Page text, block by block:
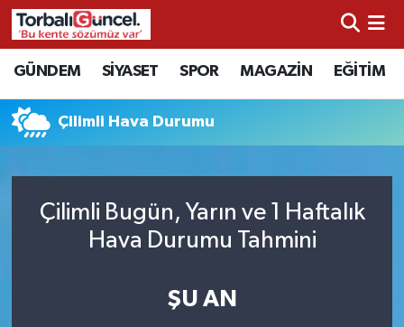
GÜNDEM SİYASET SPOR MAGAZİN EĞİTİM
Çilimli Hava Durumu
Çilimli Bugün, Yarın ve 1 Haftalık
Hava Durumu Tahmini
ŞU AN
İzmir Nöbetçi Eczaneler
İzmir Hava Durumu
İzmir Trafik Yoğunluk Haritası
Süper Lig Puan Durumu ve Fikstür